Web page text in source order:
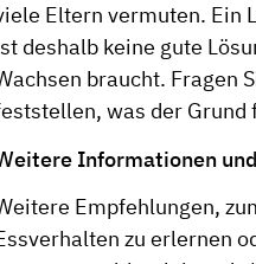
Eltern vermuten. Ein
deshalb keine gute
braucht. Fragen
was der Grund
Informationen
Empfehlungen,
zu erlernen